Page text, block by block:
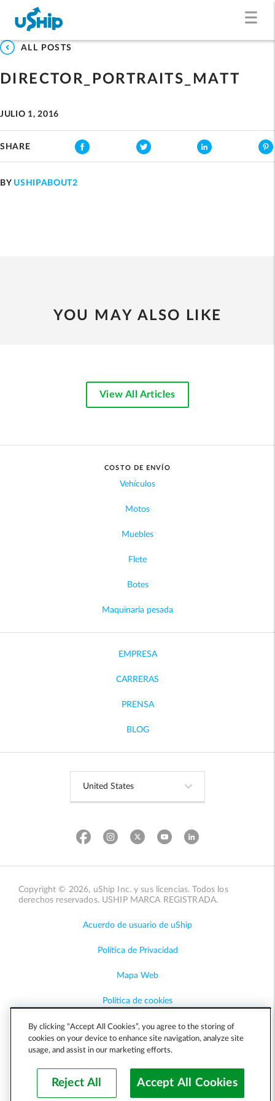
ALL POSTS
DIRECTOR_PORTRAITS_MATT
JULIO 1, 2016
SHARE
BY USHIPABOUT2
YOU MAY ALSO LIKE
View All Articles
COSTO DE ENVÍO
Vehículos
Motos
Muebles
Flete
Botes
Maquinaria pesada
EMPRESA
CARRERAS
PRENSA
BLOG
Copyright © 2026, uShip Inc. y sus licencias. Todos los
derechos reservados. USHIP MARCA REGISTRADA.
Acuerdo de usuario de uShip
Política de Privacidad
Mapa Web
Política de cookies
Accesibilidad
Ayuda
By clicking “Accept All Cookies”, you agree to the storing of
cookies on your device to enhance site navigation, analyze site
usage, and assist in our marketing efforts.
Reject All Accept All Cookies